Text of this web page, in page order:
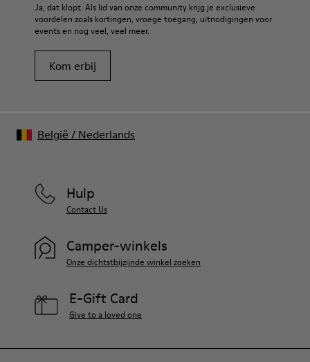
Ja, dat klopt. Als lid van onze community krijg je exclusieve
voordelen zoals kortingen, vroege toegang, uitnodigingen voor
events en nog veel, veel meer.
Kom erbij
Hulp
Contact Us
Camper-winkels
Onze dichtstbijzijnde winkel zoeken
E-Gift Card
Give to a loved one
België / Nederlands